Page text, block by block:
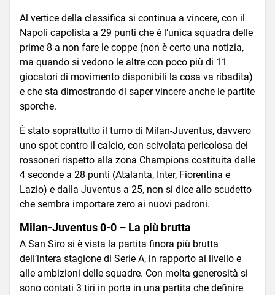
Al vertice della classifica si continua a vincere, con il
Napoli capolista a 29 punti che è l’unica squadra delle
prime 8 a non fare le coppe (non è certo una notizia,
ma quando si vedono le altre con poco più di 11
giocatori di movimento disponibili la cosa va ribadita)
e che sta dimostrando di saper vincere anche le partite
sporche.
È stato soprattutto il turno di Milan-Juventus, davvero
uno spot contro il calcio, con scivolata pericolosa dei
rossoneri rispetto alla zona Champions costituita dalle
4 seconde a 28 punti (Atalanta, Inter, Fiorentina e
Lazio) e dalla Juventus a 25, non si dice allo scudetto
che sembra importare zero ai nuovi padroni.
Milan-Juventus 0-0 – La più brutta
A San Siro si è vista la partita finora più brutta
dell’intera stagione di Serie A, in rapporto al livello e
alle ambizioni delle squadre. Con molta generosità si
sono contati 3 tiri in porta in una partita che definire